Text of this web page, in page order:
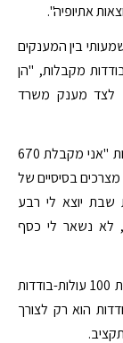
אתיופיה".
בין המענקים
מקבלות, "הן
בין 850-600 ₪ בחודש לצד מענק משרד
יעל אייזנברג, חיילת בודדת מניו ג'רזי אמרה בדמעות "אני מקבלת 670
בסיסיים של
שבת יוצא לי רבע
לא נשאר לי כסף
אוסנת צדוק מארגון "שלומית" סיפרה כי הן מפעילות 100 עולות-בודדות
בודדות הוא רק לצורך